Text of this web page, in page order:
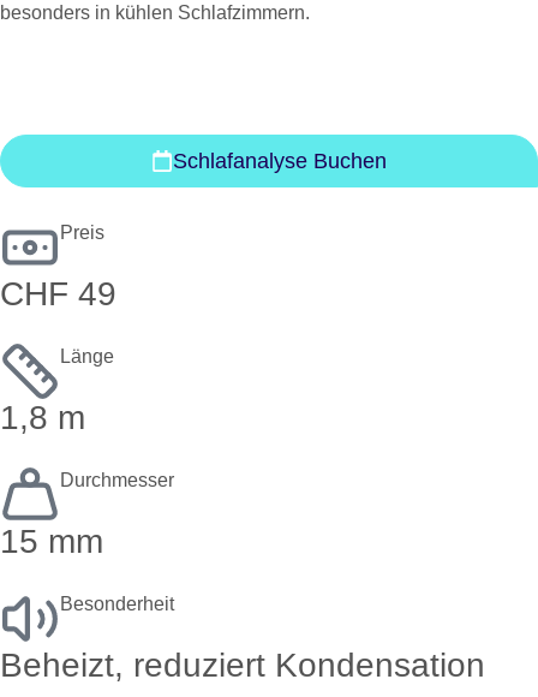
besonders in kühlen Schlafzimmern.
Schlafanalyse Buchen
Preis
CHF 49
Länge
1,8 m
Durchmesser
15 mm
Besonderheit
Beheizt, reduziert Kondensation